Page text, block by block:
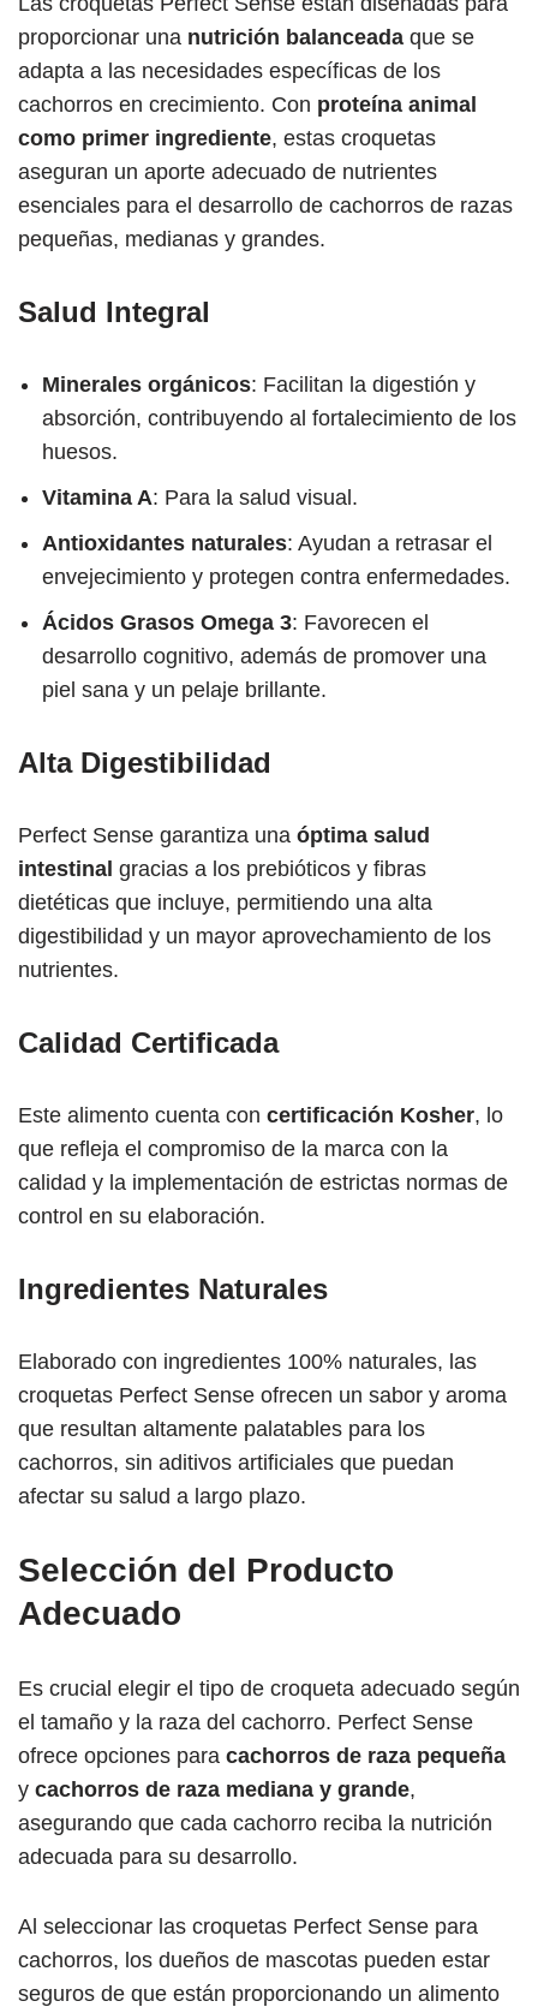
proporcionar una nutrición balanceada que se
adapta a las necesidades específicas de los
cachorros en crecimiento. Con proteína animal
como primer ingrediente, estas croquetas
aseguran un aporte adecuado de nutrientes
esenciales para el desarrollo de cachorros de razas
pequeñas, medianas y grandes.
Salud Integral
Minerales orgánicos: Facilitan la digestión y
absorción, contribuyendo al fortalecimiento de los
huesos.
Vitamina A: Para la salud visual.
Antioxidantes naturales: Ayudan a retrasar el
envejecimiento y protegen contra enfermedades.
Ácidos Grasos Omega 3: Favorecen el
desarrollo cognitivo, además de promover una
piel sana y un pelaje brillante.
Alta Digestibilidad
Perfect Sense garantiza una óptima salud
intestinal gracias a los prebióticos y fibras
dietéticas que incluye, permitiendo una alta
digestibilidad y un mayor aprovechamiento de los
nutrientes.
Calidad Certificada
Este alimento cuenta con certificación Kosher, lo
que refleja el compromiso de la marca con la
calidad y la implementación de estrictas normas de
control en su elaboración.
Ingredientes Naturales
Elaborado con ingredientes 100% naturales, las
croquetas Perfect Sense ofrecen un sabor y aroma
que resultan altamente palatables para los
cachorros, sin aditivos artificiales que puedan
afectar su salud a largo plazo.
Selección del Producto
Adecuado
Es crucial elegir el tipo de croqueta adecuado según
el tamaño y la raza del cachorro. Perfect Sense
ofrece opciones para cachorros de raza pequeña
y cachorros de raza mediana y grande,
asegurando que cada cachorro reciba la nutrición
adecuada para su desarrollo.
Al seleccionar las croquetas Perfect Sense para
cachorros, los dueños de mascotas pueden estar
seguros de que están proporcionando un alimento